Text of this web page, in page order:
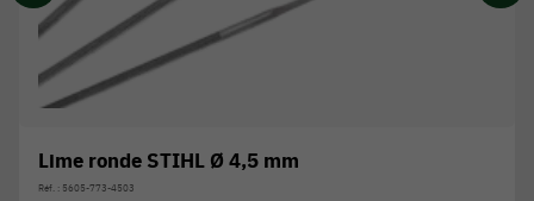
Lime ronde STIHL Ø 4,5 mm
Réf. : 5605-773-4503